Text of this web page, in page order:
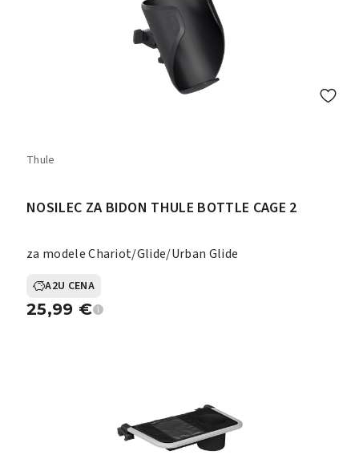
Thule
NOSILEC ZA BIDON THULE BOTTLE CAGE 2
za modele Chariot/Glide/Urban Glide
A2U CENA
25,99 €